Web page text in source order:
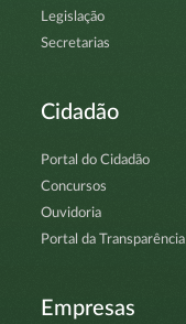
Legislação
Secretarias
Cidadão
Portal do Cidadão
Concursos
Ouvidoria
Portal da Transparência
Empresas